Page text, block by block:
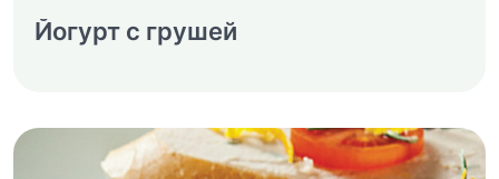
Йогурт с грушей